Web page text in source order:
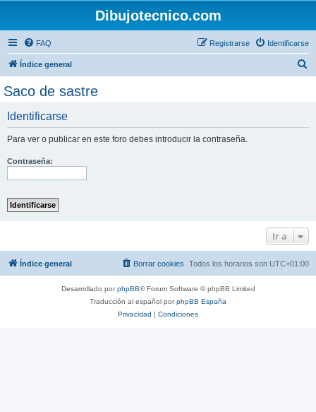
Dibujotecnico.com
FAQ Identificarse
Registrarse
Índice general
Saco de sastre
Identificarse
Para ver o publicar en este foro debes introducir la contraseña.
Contraseña:
Ir a
Índice general Todos los horarios son UTC+01:00
Borrar cookies
Desarrollado porphpBB® Forum Software © phpBB Limited
Traducción al español porphpBB España
Privacidad | Condiciones